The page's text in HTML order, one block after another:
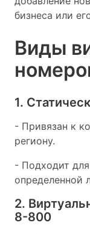
бизнеса или
Виды
1.
- Привязан к
региону.
- Подходит
определенной
2.
8-800